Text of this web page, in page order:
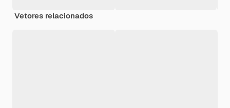
Vetores relacionados